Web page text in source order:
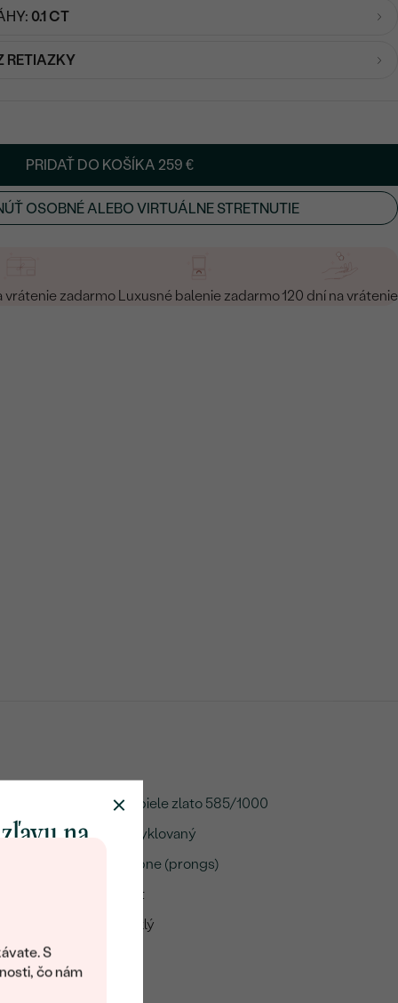
S
čo nám
0.1 CT
RETIAZKY
PRIDAŤ DO KOŠÍKA 259 €
OSOBNÉ ALEBO VIRTUÁLNE STRETNUTIE
vrátenie zadarmo Luxusné balenie zadarmo120 dní na vrátenie
14k biele zlato 585/1000
Recyklovaný
Krapne (prongs)
0.1 ct
Lesklý
na
Eppi.
vám
kód na